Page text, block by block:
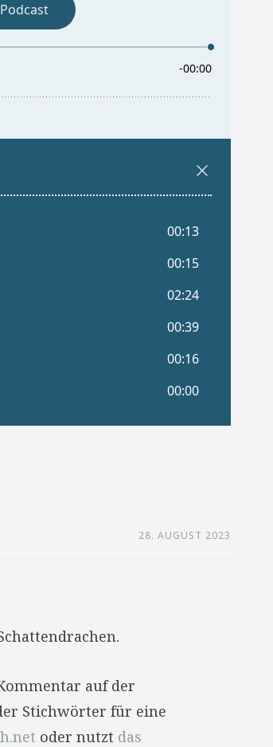
28. AUGUST 2023
auf der
Stichwörter für eine
oder nutzt das